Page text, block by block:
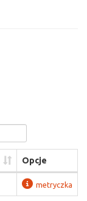
Opcje
metryczka